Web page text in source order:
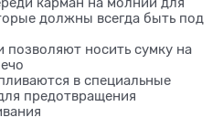
карман на молнии для
должны всегда быть под
позволяют носить сумку на
в специальные
предотвращения